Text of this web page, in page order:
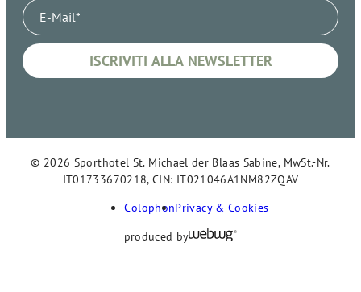
© 2026 Sporthotel St. Michael der Blaas Sabine, MwSt.-Nr.
IT01733670218, CIN: IT021046A1NM82ZQAV
ColophonPrivacy & Cookies
produced by